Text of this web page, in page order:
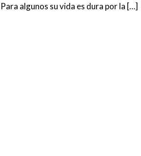
algunos su vida es dura por la […]